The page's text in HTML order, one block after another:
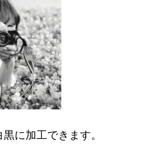
に加工できます。